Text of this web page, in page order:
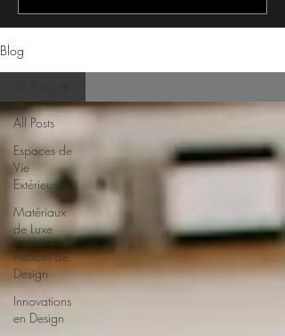
Blog
All Posts
Espaces de
Vie
Extérieurs
Matériaux
de Luxe
Astuces de
Design
Innovations
en Design